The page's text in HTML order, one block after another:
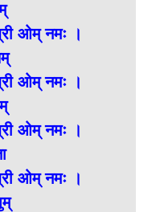
ओम् नमः ।
ओम् नमः ।
ओम् नमः ।
ओम् नमः ।